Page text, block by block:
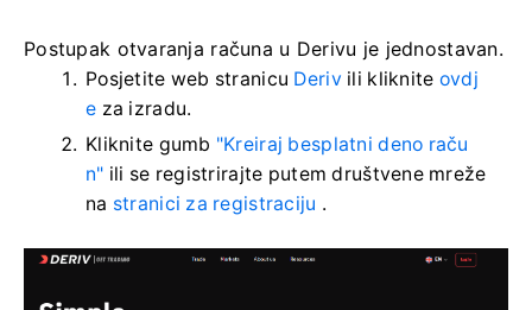
Postupak otvaranja računa u Derivu je jednostavan.
Posjetite web stranicu Deriv ili kliknite ovdj
e za izradu.
Kliknite gumb "Kreiraj besplatni deno raču
n" ili se registrirajte putem društvene mreže
na stranici za registraciju .